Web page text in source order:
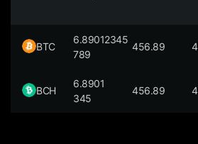
BTC
6.89012345
789
456.89
BCH
6.8901
345
456.89